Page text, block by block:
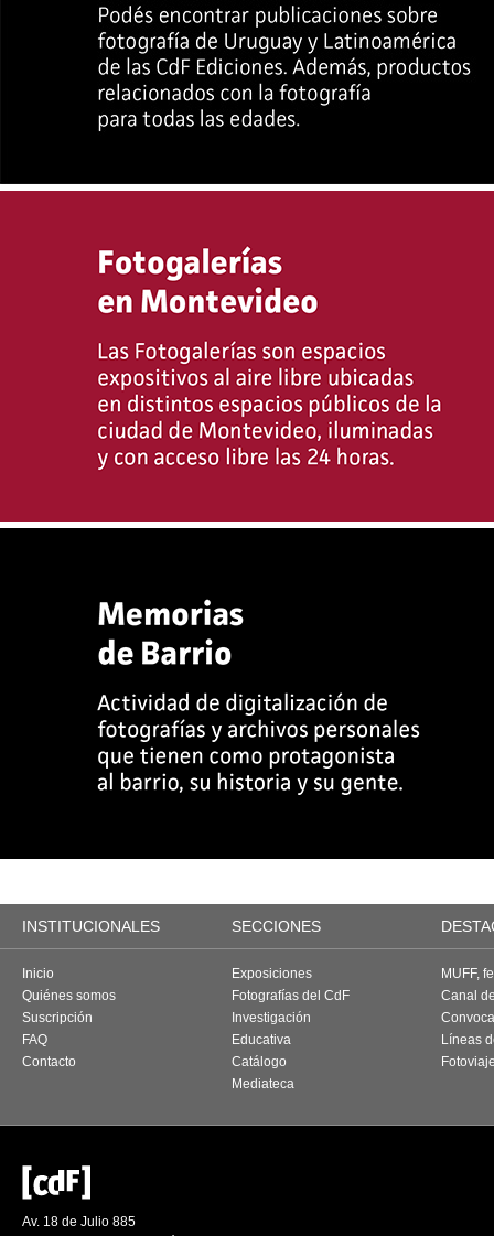
INSTITUCIONALES SECCIONES
Inicio
Quiénes somos
Suscripción
FAQ
Contacto
Exposiciones
Fotografías del CdF
Investigación
Educativa
Catálogo
Mediateca
MUFF,
Canal
Líneas
Av. 18 de Julio 885